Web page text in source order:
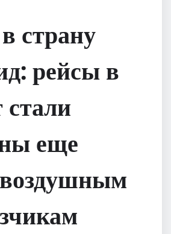
страну
рейсы в
стали
еще